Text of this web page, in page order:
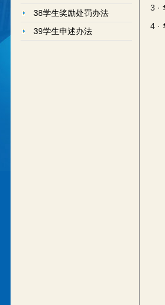
38学生奖励处罚办法
39学生申述办法
3 ·
4 ·